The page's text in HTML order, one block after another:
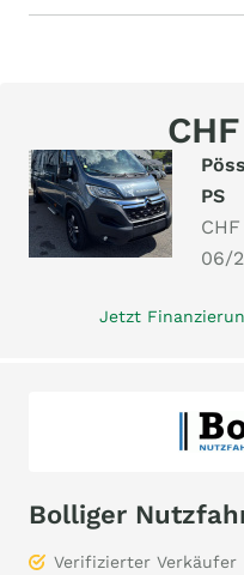
PS
06/
Jetzt
Bolliger
Verifizierter Verkäufer